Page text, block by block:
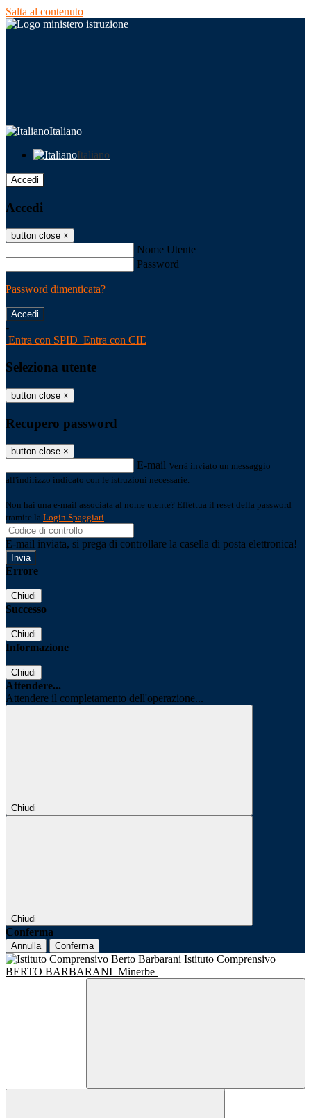
Salta al contenuto
Italiano
Italiano
Accedi
Accedi
button close ×
Nome Utente
Password
Password dimenticata?
-
Entra con SPID Entra con CIE
Seleziona utente
button close ×
Recupero password
button close ×
E-mail Verrà inviato un messaggio
all'indirizzo indicato con le istruzioni necessarie.
Non hai una e-mail associata al nome utente? Effettua il reset della password
tramite la Login Spaggiari
E-mail inviata, si prega di controllare la casella di posta elettronica!
Errore
Chiudi
Successo
Chiudi
Informazione
Chiudi
Attendere...
Attendere il completamento dell'operazione...
Chiudi
Chiudi
Conferma
Annulla Conferma
Istituto Comprensivo
BERTO BARBARANI Minerbe